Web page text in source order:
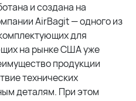
и создана на
AirBagit — одного из
для
на рынке США уже
продукции
технических
деталям. При этом